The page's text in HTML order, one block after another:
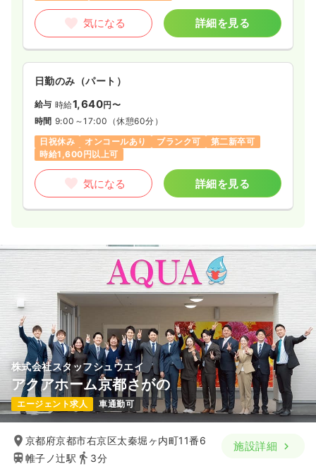
気になる 詳細を見る
日勤のみ（パート）
給与 時給1,640円〜
時間 9:00～17:00 （休憩60分）
日祝休み
オンコールあり ブランク可
第二新卒可
時給1,600円以上可
気になる 詳細を見る
株式会社スタッフシュウエイ
アクアホーム京都さがの
エージェント求人 車通勤可
京都府京都市右京区太秦堀ヶ内町11番6
帷子ノ辻駅
3分
施設詳細